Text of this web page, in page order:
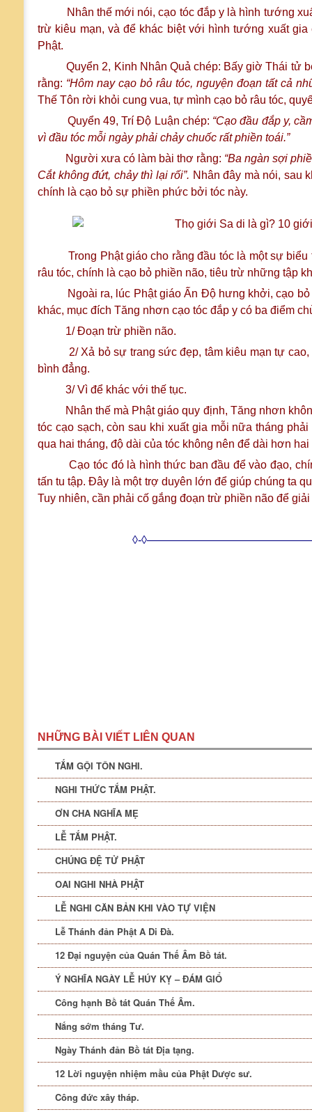
Nhân thế mới nói, cạo tóc đắp y là hình tướng
trừ kiêu mạn, và để khác biệt với hình tướng xuất
Phật.
Quyển 2, Kinh Nhân Quả chép: Bấy giờ Thái tử
rằng: “Hôm nay cạo bỏ râu tóc, nguyện đoạn tất cả
Thế Tôn rời khỏi cung vua, tự mình cạo bỏ râu tóc,
Quyển 49, Trí Độ Luận chép: “Cạo đầu đắp y,
vì đầu tóc mỗi ngày phải chảy chuốc rất phiền toái.”
Người xưa có làm bài thơ rằng: “Ba ngàn sợi
Cắt không đứt, chảy thì lại rối”. Nhân đây mà nói, sau
chính là cạo bỏ sự phiền phức bởi tóc này.
Trong Phật giáo cho rằng đầu tóc là một sự biểu
râu tóc, chính là cạo bỏ phiền não, tiêu trừ những tập
Ngoài ra, lúc Phật giáo Ấn Độ hưng khởi, cạo bỏ
khác, mục đích Tăng nhơn cạo tóc đắp y có ba điểm
1/ Đoạn trừ phiền não.
2/ Xả bỏ sự trang sức đẹp, tâm kiêu mạn tự cao,
bình đẳng.
3/ Vì để khác với thế tục.
Nhân thế mà Phật giáo quy định, Tăng nhơn
tóc cạo sạch, còn sau khi xuất gia mỗi nữa tháng
qua hai tháng, độ dài của tóc không nên để dài hơn hai
Cạo tóc đó là hình thức ban đầu để vào đạo,
tấn tu tập. Đây là một trợ duyên lớn để giúp chúng ta
Tuy nhiên, cần phải cố gắng đoạn trừ phiền não để giải
◊-
NHỮNG BÀI VIẾT LIÊN QUAN
TẮM GỘI TÔN NGHI.
NGHI THỨC TẮM PHẬT.
ƠN CHA NGHĨA MẸ
LỄ TẮM PHẬT.
CHÚNG ĐỆ TỬ PHẬT
OAI NGHI NHÀ PHẬT
LỄ NGHI CĂN BẢN KHI VÀO TỰ VIỆN
Lễ Thánh đản Phật A Di Đà.
12 Đại nguyện của Quán Thế Âm Bồ tát.
Ý NGHĨA NGÀY LỄ HÚY KỴ – ĐÁM GIỔ
Công hạnh Bồ tát Quán Thế Âm.
Nắng sớm tháng Tư.
Ngày Thánh đản Bồ tát Địa tạng.
12 Lời nguyện nhiệm mầu của Phật Dược sư.
Công đức xây tháp.